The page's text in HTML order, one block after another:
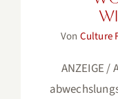
Von Culture
ANZEIGE /